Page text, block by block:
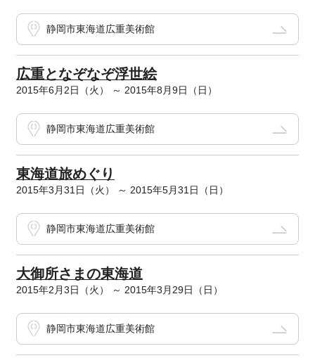
静岡市東海道広重美術館
広重となぞなぞ浮世絵
2015年6月2日（火） ～ 2015年8月9日（日）
静岡市東海道広重美術館
東海道旅めぐり
2015年3月31日（火） ～ 2015年5月31日（日）
静岡市東海道広重美術館
大御所さまの東海道
2015年2月3日（火） ～ 2015年3月29日（日）
静岡市東海道広重美術館